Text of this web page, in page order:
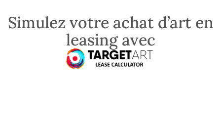
Simulez votre achat d’art en
leasing avec